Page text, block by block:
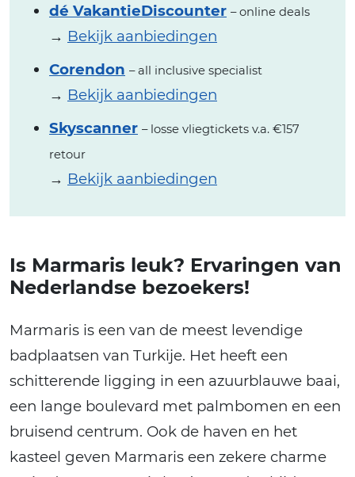
dé VakantieDiscounter – online deals
→ Bekijk aanbiedingen
Corendon – all inclusive specialist
→ Bekijk aanbiedingen
Skyscanner – losse vliegtickets v.a. €157
retour
→ Bekijk aanbiedingen
Is Marmaris leuk? Ervaringen van
Nederlandse bezoekers!
Marmaris is een van de meest levendige
badplaatsen van Turkije. Het heeft een
schitterende ligging in een azuurblauwe baai,
een lange boulevard met palmbomen en een
bruisend centrum. Ook de haven en het
kasteel geven Marmaris een zekere charme